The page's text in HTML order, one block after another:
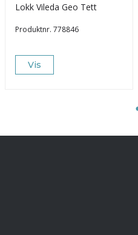
Lokk Vileda Geo Tett
Produktnr. 778846
Vis